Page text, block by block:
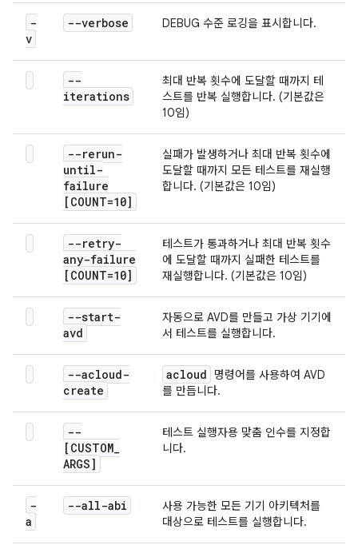
-
v
--verbose DEBUG 수준 로깅을 표시합니다.
--
iterations
최대 반복 횟수에 도달할 때까지 테
스트를 반복 실행합니다. (기본값은
10임)
--rerun-
until-
failure
[COUNT=10]
실패가 발생하거나 최대 반복 횟수에
도달할 때까지 모든 테스트를 재실행
합니다. (기본값은 10임)
--retry-
any-failure
[COUNT=10]
테스트가 통과하거나 최대 반복 횟수
에 도달할 때까지 실패한 테스트를
재실행합니다. (기본값은 10임)
--start-
avd
자동으로 AVD를 만들고 가상 기기에
서 테스트를 실행합니다.
--acloud-
create
acloud
명령어를 사용하여 AVD
를 만듭니다.
--
[CUSTOM_
ARGS]
테스트 실행자용 맞춤 인수를 지정합
니다.
-
a
--all-abi
사용 가능한 모든 기기 아키텍처를
대상으로 테스트를 실행합니다.